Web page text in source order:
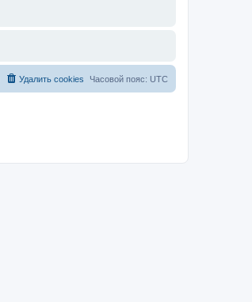
Часовой пояс: UTC
Удалить cookies